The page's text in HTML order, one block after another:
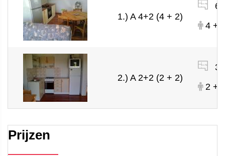
1.) A 4+2 (4 + 2)
4 +
2.) A 2+2 (2 + 2)
2 +
Prijzen